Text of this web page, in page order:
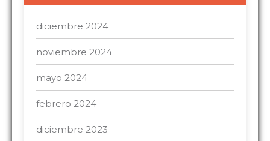
diciembre 2024
noviembre 2024
mayo 2024
febrero 2024
diciembre 2023